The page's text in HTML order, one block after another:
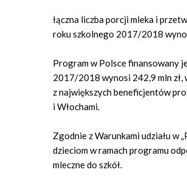
łączna liczba porcji mleka i
roku szkolnego 2017/2018
Program w Polsce finansowany
2017/2018 wynosi 242,9 mln zł,
z największych beneficjentów
i Włochami.
Zgodnie z Warunkami udziału w
dzieciom w ramach programu
mleczne do szkół.